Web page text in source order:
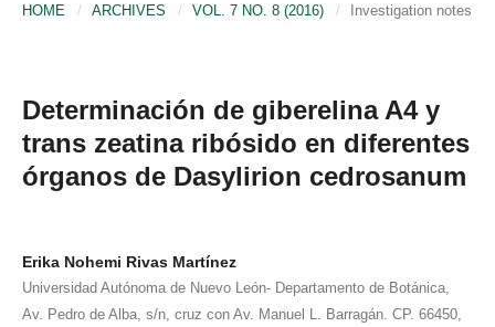
HOME / ARCHIVES / VOL. 7 NO. 8 (2016) / Investigation notes
Determinación de giberelina A4 y
trans zeatina ribósido en diferentes
órganos de Dasylirion cedrosanum
Erika Nohemi Rivas Martínez
Universidad Autónoma de Nuevo León- Departamento de Botánica,
Av. Pedro de Alba, s/n, cruz con Av. Manuel L. Barragán. CP. 66450,